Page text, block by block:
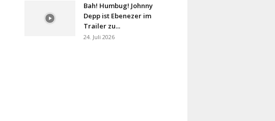
Bah! Humbug! Johnny
Depp ist Ebenezer im
Trailer zu...
24. Juli 2026